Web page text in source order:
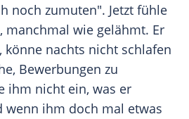
noch zumuten". Jetzt fühle
manchmal wie gelähmt. Er
könne nachts nicht schlafen
Bewerbungen zu
ihm nicht ein, was er
wenn ihm doch mal etwas